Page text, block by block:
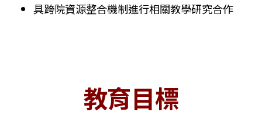
具跨院資源整合機制進行相關教學研究合作
教育目標